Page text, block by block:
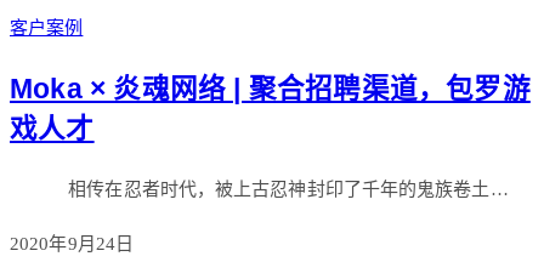
客户案例
Moka × 炎魂网络 | 聚合招聘渠道，包罗游
戏人才
相传在忍者时代，被上古忍神封印了千年的鬼族卷土…
2020年9月24日